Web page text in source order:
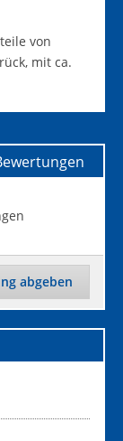
von
mit ca.
abgeben